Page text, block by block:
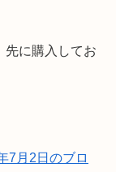
先に購入してお
7月2日のブロ